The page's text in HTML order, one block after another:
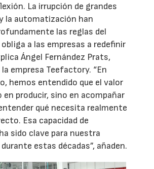
La irrupción de grandes
la automatización han
las reglas del
a las empresas a redefinir
Ángel Fernández Prats,
empresa Teefactory. “En
hemos entendido que el valor
en producir, sino en acompañar
qué necesita realmente
Esa capacidad de
sido clave para nuestra
estas décadas”, añaden.